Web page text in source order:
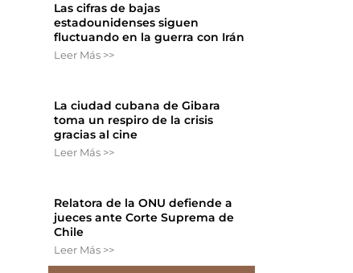
Las cifras de bajas
estadounidenses siguen
fluctuando en la guerra con Irán
Leer Más >>
La ciudad cubana de Gibara
toma un respiro de la crisis
gracias al cine
Leer Más >>
Relatora de la ONU defiende a
jueces ante Corte Suprema de
Chile
Leer Más >>